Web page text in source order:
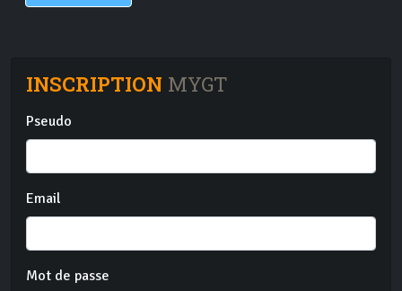
INSCRIPTION MYGT
Pseudo
Email
Mot de passe